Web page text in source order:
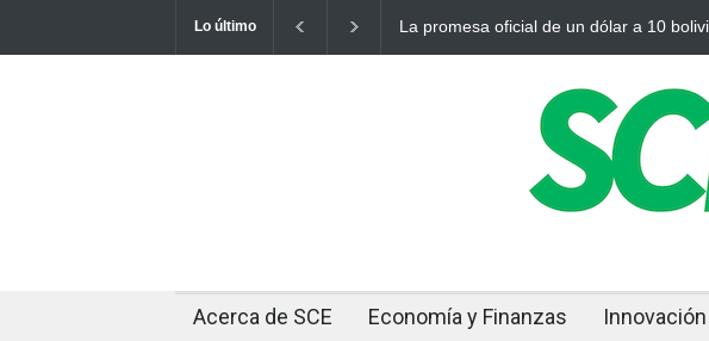
Lo último
10 bolivianos se desinfla mientras el mercado marca Cuando el oro y la plata se
Acerca de SCE Economía y Finanzas